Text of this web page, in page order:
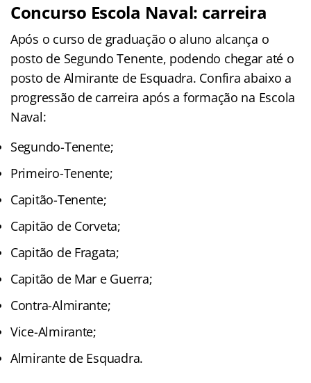
Concurso Escola Naval: carreira
Após o curso de graduação o aluno alcança o
posto de Segundo Tenente, podendo chegar até o
posto de Almirante de Esquadra. Confira abaixo a
progressão de carreira após a formação na Escola
Naval:
Segundo-Tenente;
Primeiro-Tenente;
Capitão-Tenente;
Capitão de Corveta;
Capitão de Fragata;
Capitão de Mar e Guerra;
Contra-Almirante;
Vice-Almirante;
Almirante de Esquadra.